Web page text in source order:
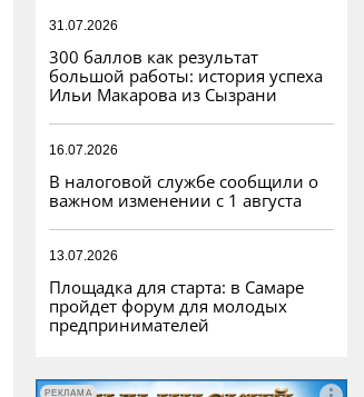
31.07.2026
300 баллов как результат
большой работы: история успеха
Ильи Макарова из Сызрани
16.07.2026
В налоговой службе сообщили о
важном изменении с 1 августа
13.07.2026
Площадка для старта: в Самаре
пройдет форум для молодых
предпринимателей
РЕКЛАМА